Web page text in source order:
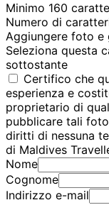
Minimo 160
Numero di
Aggiungere foto e
Seleziona questa
sottostante
Certifico che
esperienza e
proprietario di
pubblicare tali
diritti di nessuna
di Maldives
Nome
Cognome
Indirizzo e-mail